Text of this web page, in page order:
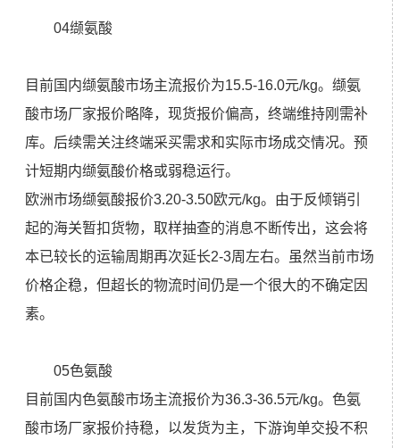
04缬氨酸
目前国内缬氨酸市场主流报价为15.5-16.0元/kg。缬氨
酸市场厂家报价略降，现货报价偏高，终端维持刚需补
库。后续需关注终端采买需求和实际市场成交情况。预
计短期内缬氨酸价格或弱稳运行。
欧洲市场缬氨酸报价3.20-3.50欧元/kg。由于反倾销引
起的海关暂扣货物，取样抽查的消息不断传出，这会将
本已较长的运输周期再次延长2-3周左右。虽然当前市场
价格企稳，但超长的物流时间仍是一个很大的不确定因
素。
05色氨酸
目前国内色氨酸市场主流报价为36.3-36.5元/kg。色氨
酸市场厂家报价持稳，以发货为主，下游询单交投不积